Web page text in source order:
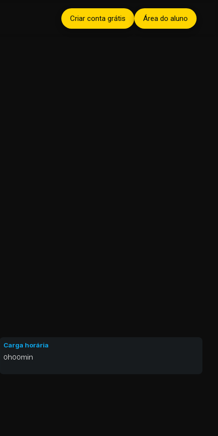
Criar conta grátis Área do aluno
Carga horária
0h00min